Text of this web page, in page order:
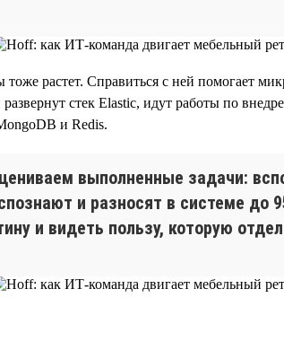
растет. Справиться с ней помогает
стек Elastic, идут работы по
и Redis.
выполненные задачи:
и разносят в системе до
и видеть пользу, которую